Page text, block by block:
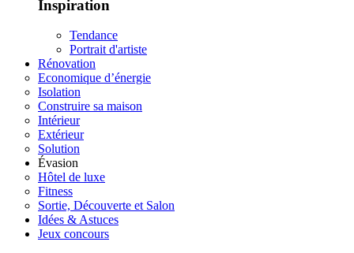
Inspiration
Tendance
Portrait d'artiste
Rénovation
Economique d’énergie
Isolation
Construire sa maison
Intérieur
Extérieur
Solution
Évasion
Hôtel de luxe
Fitness
Sortie, Découverte et Salon
Idées & Astuces
Jeux concours